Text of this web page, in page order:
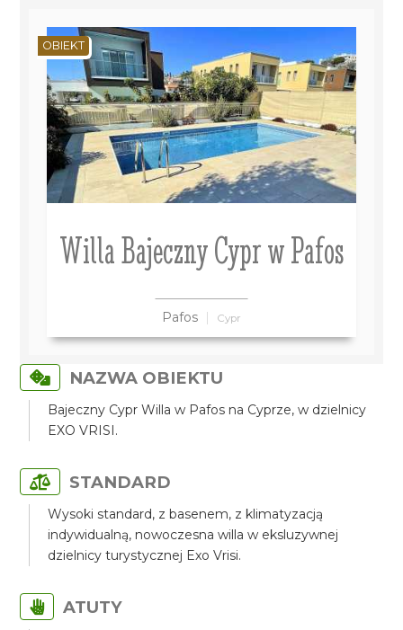
Willa Bajeczny Cypr w Pafos
Pafos Cypr
OBIEKT
NAZWA OBIEKTU
Bajeczny Cypr Willa w Pafos na Cyprze, w dzielnicy
EXO VRISI.
STANDARD
Wysoki standard, z basenem, z klimatyzacją
indywidualną, nowoczesna willa w eksluzywnej
dzielnicy turystycznej Exo Vrisi.
ATUTY